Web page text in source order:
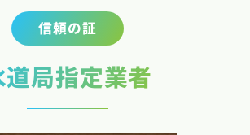
信頼の証
道局指定業者